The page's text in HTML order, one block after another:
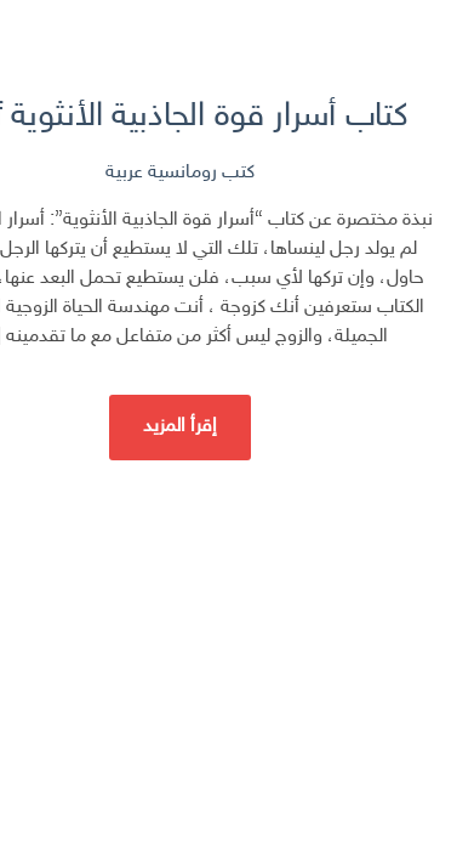
كتاب أسرار قوة الجاذبية الأنثوية pdf
كتب رومانسية عربية
نبذة مختصرة عن كتاب “أسرار قوة الجاذبية الأنثوية”: أسرار
لم يولد رجل لينساها، تلك التي لا يستطيع أن يتركها
حاول، وإن تركها لأي سبب، فلن يستطيع تحمل البعد
الكتاب ستعرفين أنك كزوجة ، أنت مهندسة الحياة الزوجية
الجميلة، والزوج ليس أكثر من متفاعل مع ما
إقرأ المزيد